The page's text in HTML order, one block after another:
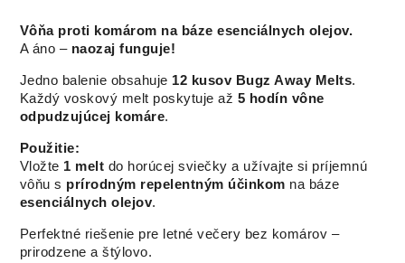
Vôňa proti komárom na báze esenciálnych olejov.
A áno – naozaj funguje!
Jedno balenie obsahuje 12 kusov Bugz Away Melts.
Každý voskový melt poskytuje až 5 hodín vône
odpudzujúcej komáre.
Použitie:
Vložte 1 melt do horúcej sviečky a užívajte si príjemnú
vôňu s prírodným repelentným účinkom na báze
esenciálnych olejov.
Perfektné riešenie pre letné večery bez komárov –
prirodzene a štýlovo.